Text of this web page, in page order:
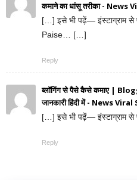
कमाने का धांसू तरीका - News
[…] इसे भी पढ़ें— इंस्टाग्राम
Paise… […]
Reply
ब्लॉगिंग से पैसे कैसे कमाए |
जानकारी हिंदी में - News Viral
[…] इसे भी पढ़ें— इंस्टाग्राम
Reply